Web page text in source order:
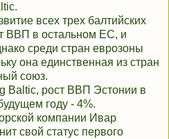
всех трех балтийских
ВВП в остальном ЕС, и
среди стран еврозоны
она единственная из стран
союз.
Baltic, рост ВВП Эстонии в
году - 4%.
компании Ивар
свой статус первого